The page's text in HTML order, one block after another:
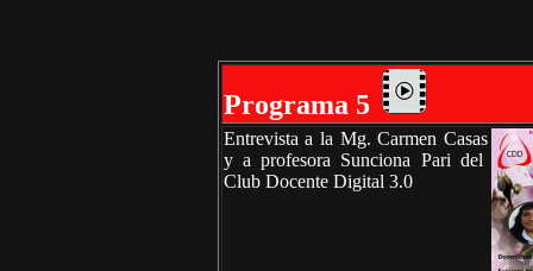
Programa 5
Entrevista a la Mg. Carmen Casas
y a profesora Sunciona Pari del
Club Docente Digital 3.0